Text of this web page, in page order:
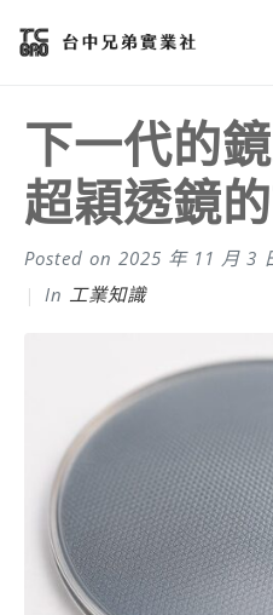
下一代的
超穎透鏡
Posted on 2025 年 11 月 3
In 工業知識